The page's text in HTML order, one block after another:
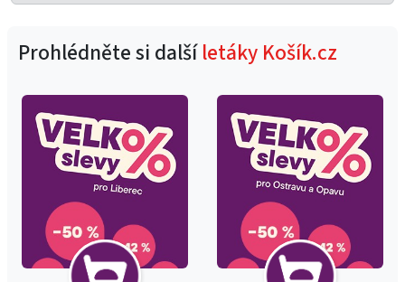
Prohlédněte si dalšíletáky Košík.cz